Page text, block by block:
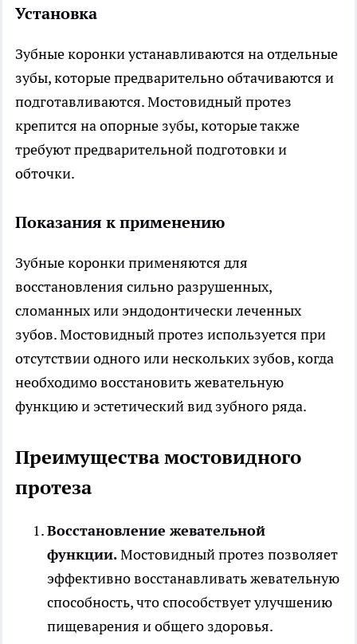
Установка
Зубные коронки устанавливаются на отдельные
зубы, которые предварительно обтачиваются и
подготавливаются. Мостовидный протез
крепится на опорные зубы, которые также
требуют предварительной подготовки и
обточки.
Показания к применению
Зубные коронки применяются для
восстановления сильно разрушенных,
сломанных или эндодонтически леченных
зубов. Мостовидный протез используется при
отсутствии одного или нескольких зубов, когда
необходимо восстановить жевательную
функцию и эстетический вид зубного ряда.
Преимущества мостовидного
протеза
Восстановление жевательной
функции.Мостовидный протез позволяет
эффективно восстанавливать жевательную
способность, что способствует улучшению
пищеварения и общего здоровья.